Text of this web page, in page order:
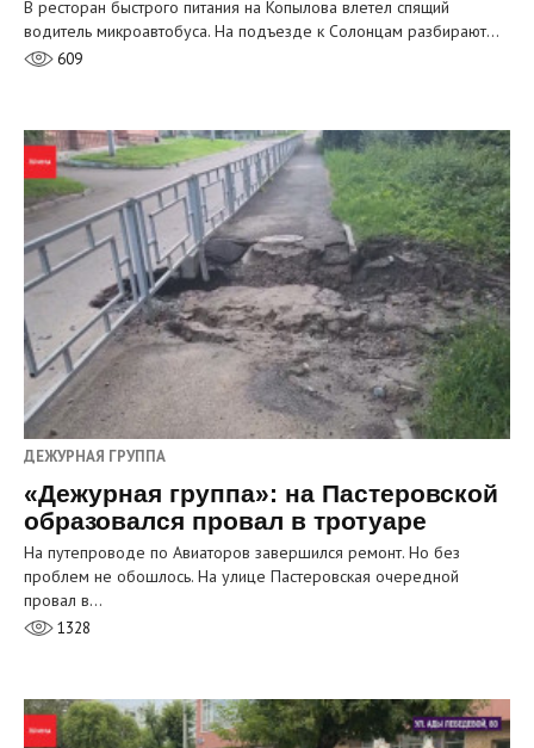
В ресторан быстрого питания на Копылова влетел спящий
водитель микроавтобуса. На подъезде к Солонцам разбирают…
609
ДЕЖУРНАЯ ГРУППА
«Дежурная группа»: на Пастеровской
образовался провал в тротуаре
На путепроводе по Авиаторов завершился ремонт. Но без
проблем не обошлось. На улице Пастеровская очередной
провал в…
1328